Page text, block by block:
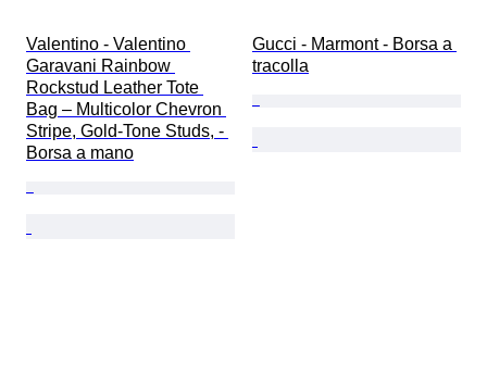
Valentino - Valentino
Garavani Rainbow
Rockstud Leather Tote
Bag – Multicolor Chevron
Stripe, Gold-Tone Studs, -
Borsa a mano
Gucci - Marmont - Borsa a
tracolla